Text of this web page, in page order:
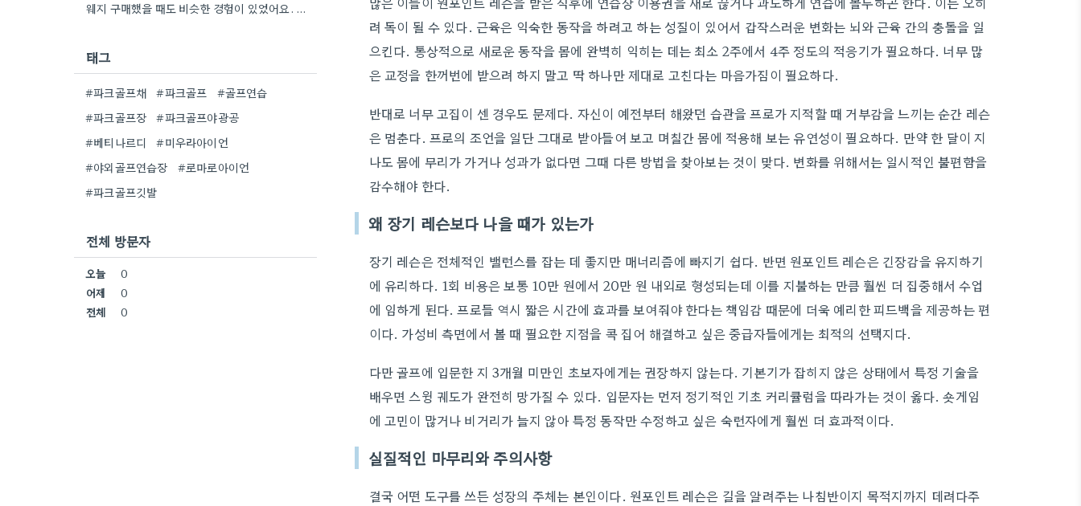
려 독이 될 수 있다. 근육은 익숙한 동작을 하려고 하는 성질이 있어서 갑작스러운 변화는 뇌와 근육 간의 충돌을 일
으킨다. 통상적으로 새로운 동작을 몸에 완벽히 익히는 데는 최소 2주에서 4주 정도의 적응기가 필요하다. 너무 많
은 교정을 한꺼번에 받으려 하지 말고 딱 하나만 제대로 고친다는 마음가짐이 필요하다.
반대로 너무 고집이 센 경우도 문제다. 자신이 예전부터 해왔던 습관을 프로가 지적할 때 거부감을 느끼는 순간 레슨
은 멈춘다. 프로의 조언을 일단 그대로 받아들여 보고 며칠간 몸에 적용해 보는 유연성이 필요하다. 만약 한 달이 지
나도 몸에 무리가 가거나 성과가 없다면 그때 다른 방법을 찾아보는 것이 맞다. 변화를 위해서는 일시적인 불편함을
감수해야 한다.
왜 장기 레슨보다 나을 때가 있는가
장기 레슨은 전체적인 밸런스를 잡는 데 좋지만 매너리즘에 빠지기 쉽다. 반면 원포인트 레슨은 긴장감을 유지하기
에 유리하다. 1회 비용은 보통 10만 원에서 20만 원 내외로 형성되는데 이를 지불하는 만큼 훨씬 더 집중해서 수업
에 임하게 된다. 프로들 역시 짧은 시간에 효과를 보여줘야 한다는 책임감 때문에 더욱 예리한 피드백을 제공하는 편
이다. 가성비 측면에서 볼 때 필요한 지점을 콕 집어 해결하고 싶은 중급자들에게는 최적의 선택지다.
다만 골프에 입문한 지 3개월 미만인 초보자에게는 권장하지 않는다. 기본기가 잡히지 않은 상태에서 특정 기술을
배우면 스윙 궤도가 완전히 망가질 수 있다. 입문자는 먼저 정기적인 기초 커리큘럼을 따라가는 것이 옳다. 숏게임
에 고민이 많거나 비거리가 늘지 않아 특정 동작만 수정하고 싶은 숙련자에게 훨씬 더 효과적이다.
실질적인 마무리와 주의사항
결국 어떤 도구를 쓰든 성장의 주체는 본인이다. 원포인트 레슨은 길을 알려주는 나침반이지 목적지까지 데려다주
웨지 구매했을 때도 비슷한 경험이 있었어요. 사진상으로는 괜찮아 보이는데, 실제로 받아보니 딤플이 많이 죽어있어서 당황했거든요.
태그
#파크골프채 #파크골프
#골프연습
#파크골프장
#파크골프야광공
#베티나르디
#미우라아이언
#야외골프연습장
#로마로아이언
#파크골프깃발
전체 방문자
오늘
0
어제
0
전체
0